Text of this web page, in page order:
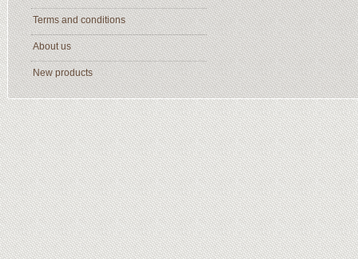
Terms and conditions
About us
New products